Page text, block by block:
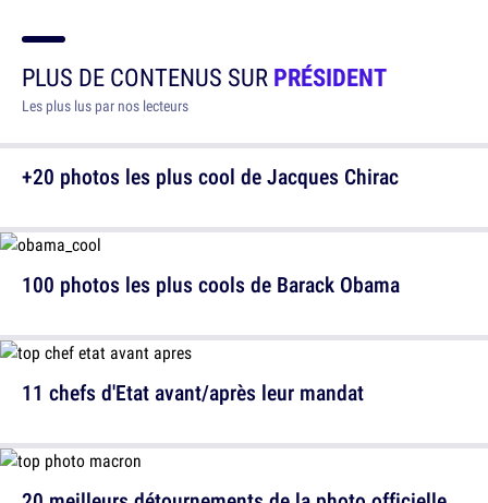
PLUS DE CONTENUS SURPRÉSIDENT
Les plus lus par nos lecteurs
+20 photos les plus cool de Jacques Chirac
11 chefs d'Etat avant/après leur mandat
100 photos les plus cools de Barack Obama